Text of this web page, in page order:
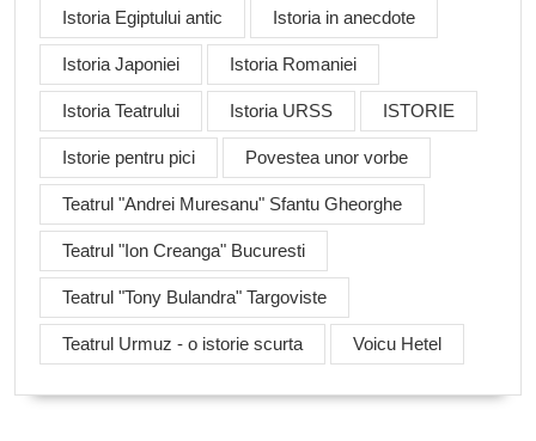
Istoria Egiptului antic Istoria in anecdote
Istoria Japoniei Istoria Romaniei
Istoria Teatrului Istoria URSS ISTORIE
Istorie pentru pici Povestea unor vorbe
Teatrul "Andrei Muresanu" Sfantu Gheorghe
Teatrul "Ion Creanga" Bucuresti
Teatrul "Tony Bulandra" Targoviste
Teatrul Urmuz - o istorie scurta Voicu Hetel